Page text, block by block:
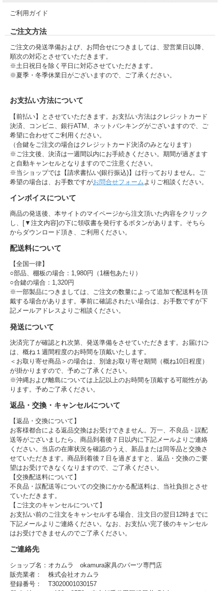
ご利用ガイド
ご注文方法
ご注文の発送準備および、お問合せにつきましては、翌営業日以降、
順次の対応とさせていただきます。
※土日祝日を除く平日に対応させていただきます。
※夏季・冬季休業日がございますので、ご了承ください。
お支払い方法について
【前払い】とさせていただきます。お支払い方法はクレジットカード
決済、コンビニ、銀行ATM、ネットバンキングがございますので、ご
希望に合わせてご利用ください。
（合鍵をご注文の場合はクレジットカード決済のみとなります）
※ご注文後、決済は一週間以内にお手続きください。期間が過ぎます
と自動キャンセルとなりますのでご注意ください。
※当ショップでは【請求書払い(銀行振込)】は行っておりません。ご
希望の場合は、お手数ですがお問合せフォーム よりご相談ください。
インボイスについて
商品の発送後、本サイトのマイページから注文頂いた内容をクリック
し、[▼注文内容]の下に領収書を発行するボタンがあります。そちら
からダウンロード頂き、ご利用ください。
配送料について
【全国一律】
○部品、棚板の場合：1,980円（1梱包あたり）
○合鍵の場合：1,320円
※一部製品につきましては、ご注文の数量によって追加で配送料を頂
戴する場合があります。事前に確認されたい場合は、お手数ですが下
記メールアドレスよりご相談ください。
発送について
決済完了が確認とれ次第、発送準備をさせていただきます。お届けに
は、概ね１週間程度のお時間を頂戴いたします。
＜お取り寄せ商品＞の場合は、別途お取り寄せ期間（概ね10日程度）
が掛かりますので、予めご了承ください。
※沖縄および離島については上記以上のお時間を頂戴する可能性があ
ります。予めご了承ください。
返品・交換・キャンセルについて
【返品・交換について】
お客様都合による返品交換はお受けできません。万一、不良品・誤配
送等がございましたら、商品到着後７日以内に下記メールよりご連絡
ください。当店の在庫状況を確認のうえ、新品または同等品と交換さ
せていただきます。商品到着後７日を過ぎますと、返品・交換のご要
望はお受けできなくなりますので、ご了承ください。
【交換配送料について】
不良品・誤配送等についての交換にかかる配送料は、当社負担とさせ
ていただきます。
【ご注文のキャンセルについて】
お支払い前のご注文をキャンセルする場合、注文日の翌日12時までに
下記メールよりご連絡ください。なお、お支払い完了後のキャンセル
はお受けできませんのでご了承ください。
ご連絡先
ショップ名：オカムラ okamura家具のパーツ専門店
販売業者： 株式会社オカムラ
登録番号： T3020001030157